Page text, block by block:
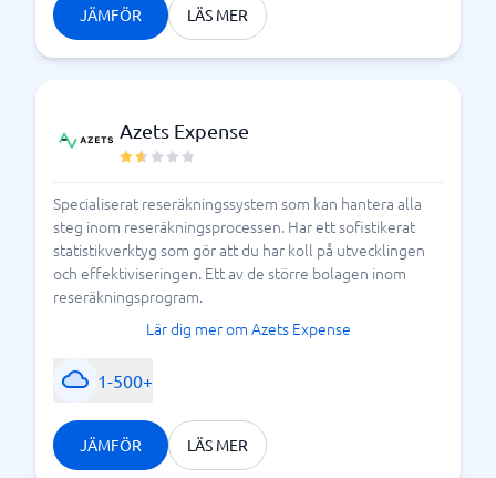
JÄMFÖR LÄS MER
Azets Expense
Specialiserat reseräkningssystem som kan hantera alla
steg inom reseräkningsprocessen. Har ett sofistikerat
statistikverktyg som gör att du har koll på utvecklingen
och effektiviseringen. Ett av de större bolagen inom
reseräkningsprogram.
Lär dig mer om Azets Expense
1-500+
JÄMFÖR LÄS MER